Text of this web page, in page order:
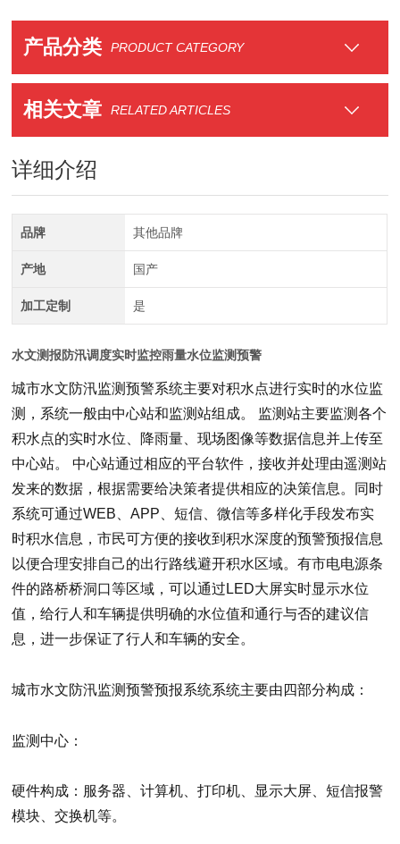
产品分类 PRODUCT CATEGORY
相关文章 RELATED ARTICLES
详细介绍
品牌 其他品牌
产地 国产
加工定制 是
水文测报防汛调度实时监控雨量水位监测预警
城市水文防汛监测预警系统主要对积水点进行实时的水位监
测，系统一般由中心站和监测站组成。 监测站主要监测各个
积水点的实时水位、降雨量、现场图像等数据信息并上传至
中心站。 中心站通过相应的平台软件，接收并处理由遥测站
发来的数据，根据需要给决策者提供相应的决策信息。同时
系统可通过WEB、APP、短信、微信等多样化手段发布实
时积水信息，市民可方便的接收到积水深度的预警预报信息
以便合理安排自己的出行路线避开积水区域。有市电电源条
件的路桥桥洞口等区域，可以通过LED大屏实时显示水位
值，给行人和车辆提供明确的水位值和通行与否的建议信
息，进一步保证了行人和车辆的安全。
城市水文防汛监测预警预报系统系统主要由四部分构成：
监测中心：
硬件构成：服务器、计算机、打印机、显示大屏、短信报警
模块、交换机等。